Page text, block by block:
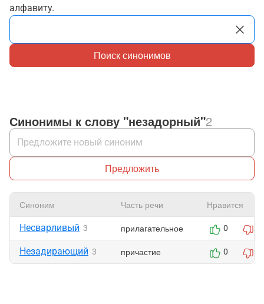
алфавиту.
Поиск синонимов
Синонимы к слову "незадорный"2
Предложить
Синоним Часть речи Нравится
Несварливый 3 прилагательное 0
Незадирающий 3 причастие 0